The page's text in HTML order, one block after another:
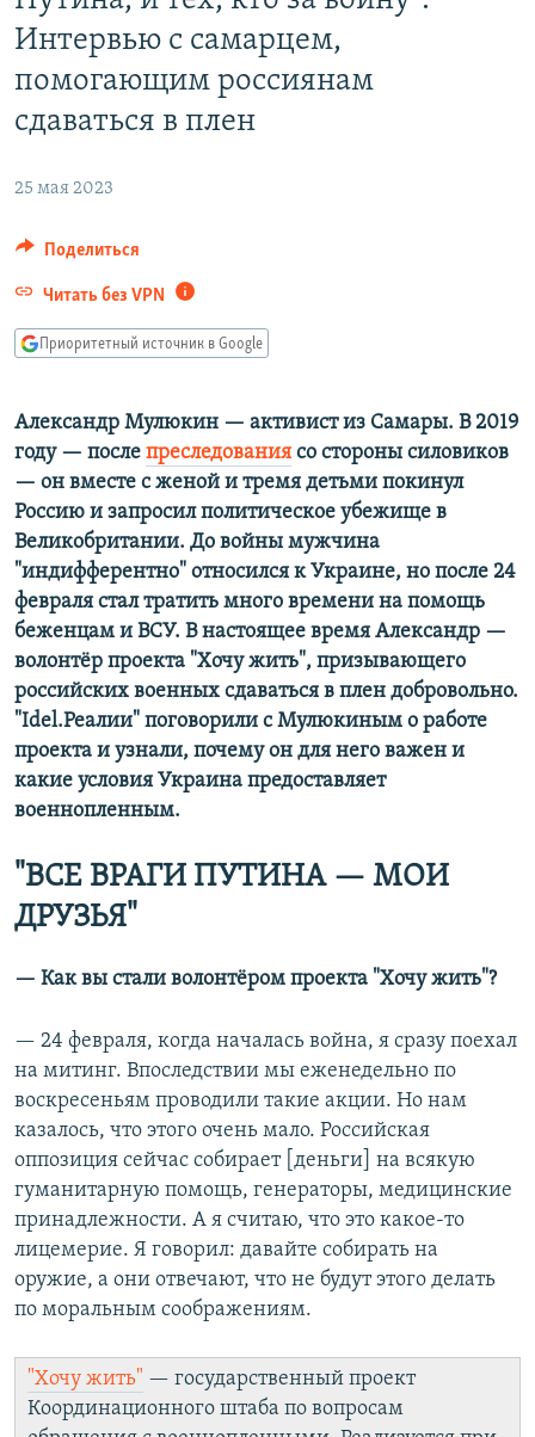
РАСПИСАНИЕ ВЕЩАНИЯ
ПОДПИШИТЕСЬ НА РАССЫЛКУ
СОЦИАЛЬНЫЕ СЕТИ
Все сайты РСЕ/РС
Интервью с самарцем,
помогающим россиянам
сдаваться в плен
25 мая 2023
Поделиться
Читать без VPN
Приоритетный источник в Google
Александр Мулюкин — активист из Самары. В 2019
году — после преследования со стороны силовиков
— он вместе с женой и тремя детьми покинул
Россию и запросил политическое убежище в
Великобритании. До войны мужчина
"индифферентно" относился к Украине, но после 24
февраля стал тратить много времени на помощь
беженцам и ВСУ. В настоящее время Александр —
волонтёр проекта "Хочу жить", призывающего
российских военных сдаваться в плен добровольно.
"Idel.Реалии" поговорили с Мулюкиным о работе
проекта и узнали, почему он для него важен и
какие условия Украина предоставляет
военнопленным.
"ВСЕ ВРАГИ ПУТИНА — МОИ
ДРУЗЬЯ"
— Как вы стали волонтёром проекта "Хочу жить"?
— 24 февраля, когда началась война, я сразу поехал
на митинг. Впоследствии мы еженедельно по
воскресеньям проводили такие акции. Но нам
казалось, что этого очень мало. Российская
оппозиция сейчас собирает [деньги] на всякую
гуманитарную помощь, генераторы, медицинские
принадлежности. А я считаю, что это какое-то
лицемерие. Я говорил: давайте собирать на
оружие, а они отвечают, что не будут этого делать
по моральным соображениям.
"Хочу жить" — государственный проект
Координационного штаба по вопросам